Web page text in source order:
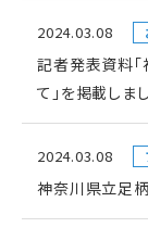
2024.03.08
記者発表資料
て」を掲載しま
2024.03.08
神奈川県立足